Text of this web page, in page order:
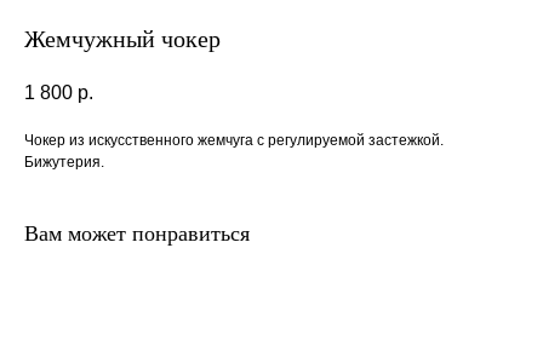
Жемчужный чокер
1 800 р.
Чокер из искусственного жемчуга с регулируемой застежкой.
Бижутерия.
Вам может понравиться